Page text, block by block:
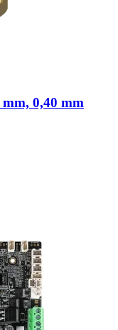
mm, 0,40 mm